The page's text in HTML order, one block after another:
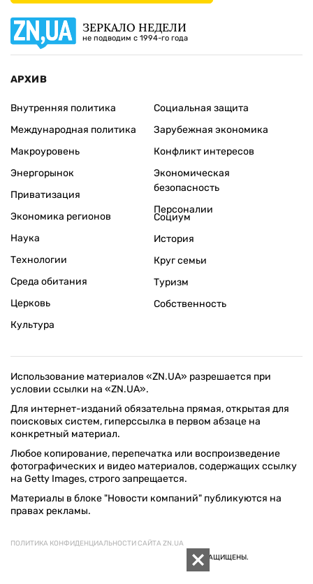
ЗЕРКАЛО НЕДЕЛИ
не подводим с 1994-го года
АРХИВ
Внутренняя политика
Международная политика
Макроуровень
Энергорынок
Приватизация
Экономика регионов
Социальная защита
Зарубежная экономика
Конфликт интересов
Экономическая
безопасность
Персоналии
Наука
Технологии
Среда обитания
Церковь
Культура
Социум
История
Круг семьи
Туризм
Собственность
Использование материалов «ZN.UA» разрешается при
условии ссылки на «ZN.UA».
Для интернет-изданий обязательна прямая, открытая для
поисковых систем, гиперссылка в первом абзаце на
конкретный материал.
Любое копирование, перепечатка или воспроизведение
фотографических и видео материалов, содержащих ссылку
на Getty Images, строго запрещается.
Материалы в блоке "Новости компаний" публикуются на
правах рекламы.
ПОЛИТИКА КОНФИДЕНЦИАЛЬНОСТИ САЙТА ZN.UA
© 1994–2026 «ЗЕРКАЛО НЕДЕЛИ. УКРАИНА». ВСЕ ПРАВА ЗАЩИЩЕНЫ.